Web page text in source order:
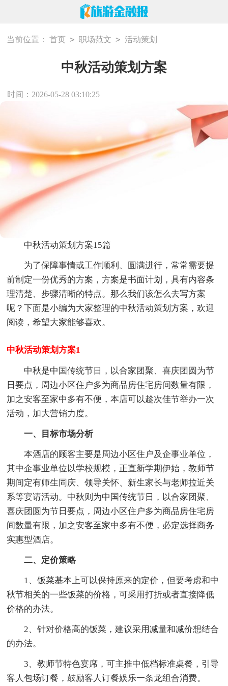
当前位置： 首页 > 职场范文 > 活动策划
中秋活动策划方案
时间：2026-05-28 03:10:25
中秋活动策划方案15篇
为了保障事情或工作顺利、圆满进行，常常需要提
前制定一份优秀的方案，方案是书面计划，具有内容条
理清楚、步骤清晰的特点。那么我们该怎么去写方案
呢？下面是小编为大家整理的中秋活动策划方案，欢迎
阅读，希望大家能够喜欢。
中秋活动策划方案1
中秋是中国传统节日，以合家团聚、喜庆团圆为节
日要点，周边小区住户多为商品房住宅房间数量有限，
加之安客至家中多有不便，本店可以趁次佳节举办一次
活动，加大营销力度。
一、目标市场分析
本酒店的顾客主要是周边小区住户及企事业单位，
其中企事业单位以学校规模，正直新学期伊始，教师节
期间定有师生同庆、领导关怀、新生家长与老师拉近关
系等宴请活动。中秋则为中国传统节日，以合家团聚、
喜庆团圆为节日要点，周边小区住户多为商品房住宅房
间数量有限，加之安客至家中多有不便，必定选择商务
实惠型酒店。
二、定价策略
1、饭菜基本上可以保持原来的定价，但要考虑和中
秋节相关的一些饭菜的价格，可采用打折或者直接降低
价格的办法。
2、针对价格高的饭菜，建议采用减量和减价想结合
的办法。
3、教师节特色宴席，可主推中低档标准桌餐，引导
客人包场订餐，鼓励客人订餐娱乐一条龙组合消费。